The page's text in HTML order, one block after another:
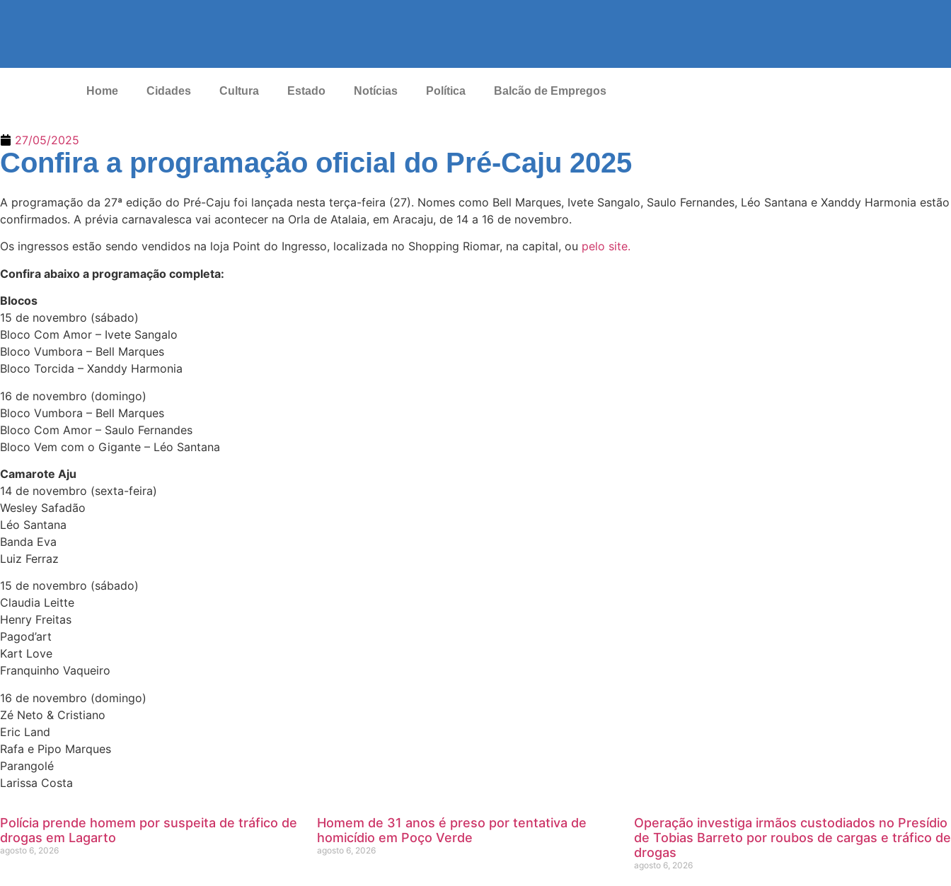
Home Cidades Cultura Estado Notícias Política Balcão de Empregos
27/05/2025
Confira a programação oficial do Pré-Caju 2025
A programação da 27ª edição do Pré-Caju foi lançada nesta terça-feira (27). Nomes como Bell Marques, Ivete Sangalo, Saulo Fernandes, Léo Santana e Xanddy Harmonia estão
confirmados. A prévia carnavalesca vai acontecer na Orla de Atalaia, em Aracaju, de 14 a 16 de novembro.
Os ingressos estão sendo vendidos na loja Point do Ingresso, localizada no Shopping Riomar, na capital, ou pelo site.
Confira abaixo a programação completa:
Blocos
15 de novembro (sábado)
Bloco Com Amor – Ivete Sangalo
Bloco Vumbora – Bell Marques
Bloco Torcida – Xanddy Harmonia
16 de novembro (domingo)
Bloco Vumbora – Bell Marques
Bloco Com Amor – Saulo Fernandes
Bloco Vem com o Gigante – Léo Santana
Camarote Aju
14 de novembro (sexta-feira)
Wesley Safadão
Léo Santana
Banda Eva
Luiz Ferraz
15 de novembro (sábado)
Claudia Leitte
Henry Freitas
Pagod’art
Kart Love
Franquinho Vaqueiro
16 de novembro (domingo)
Zé Neto & Cristiano
Eric Land
Rafa e Pipo Marques
Parangolé
Larissa Costa
Polícia prende homem por suspeita de tráfico de
drogas em Lagarto
agosto 6, 2026
Homem de 31 anos é preso por tentativa de
homicídio em Poço Verde
agosto 6, 2026
Operação investiga irmãos custodiados no Presídio
de Tobias Barreto por roubos de cargas e tráfico de
drogas
agosto 6, 2026